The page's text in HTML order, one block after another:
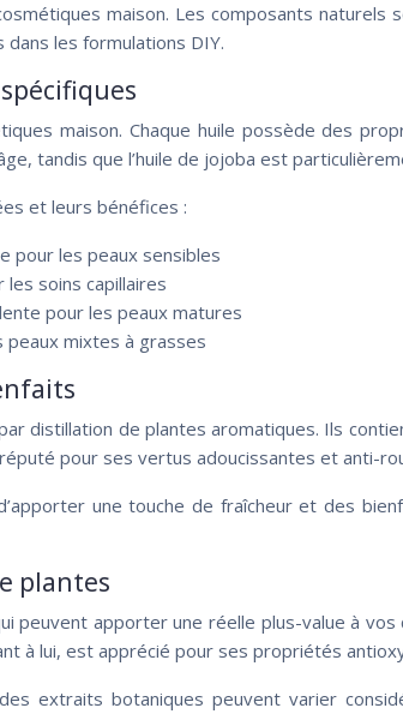
maison. Les composants
dans les formulations DIY.
maison. Chaque huile possède des
tandis que l’huile de jojoba est
et leurs bénéfices :
pour les peaux sensibles
soins capillaires
pour les peaux matures
mixtes à grasses
distillation de plantes aromatiques. Ils
pour ses vertus adoucissantes et anti-
une touche de fraîcheur et des
plantes
peuvent apporter une réelle plus-value à
à lui, est apprécié pour ses propriétés
extraits botaniques peuvent varier